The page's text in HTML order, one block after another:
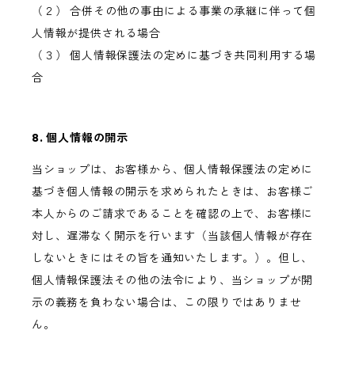
（２） 合併その他の事由による事業の承継に伴って個
人情報が提供される場合
（３） 個人情報保護法の定めに基づき共同利用する場
合
8. 個人情報の開示
当ショップは、お客様から、個人情報保護法の定めに
基づき個人情報の開示を求められたときは、お客様ご
本人からのご請求であることを確認の上で、お客様に
対し、遅滞なく開示を行います（当該個人情報が存在
しないときにはその旨を通知いたします。）。但し、
個人情報保護法その他の法令により、当ショップが開
示の義務を負わない場合は、この限りではありませ
ん。